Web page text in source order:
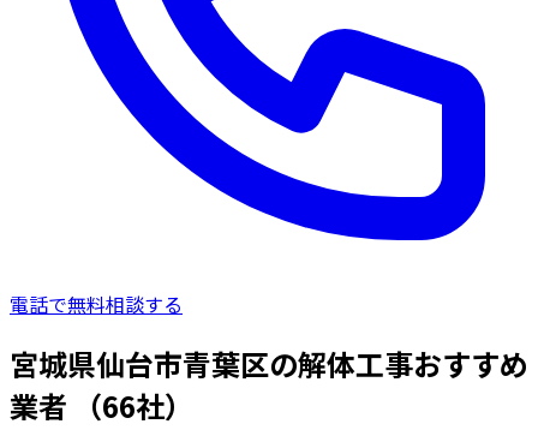
電話で無料相談する
宮城県仙台市青葉区の解体工事おすすめ
業者
（66社）